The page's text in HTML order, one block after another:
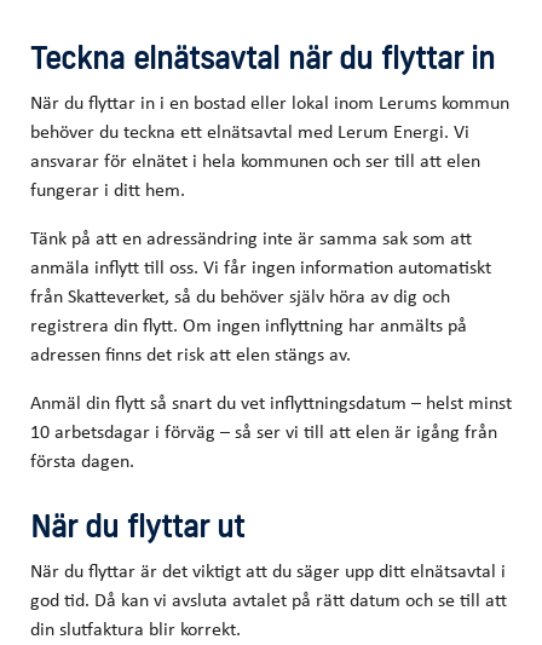
Teckna elnätsavtal när du flyttar in
När du flyttar in i en bostad eller lokal inom Lerums kommun
behöver du teckna ett elnätsavtal med Lerum Energi. Vi
ansvarar för elnätet i hela kommunen och ser till att elen
fungerar i ditt hem.
Tänk på att en adressändring inte är samma sak som att
anmäla inflytt till oss. Vi får ingen information automatiskt
från Skatteverket, så du behöver själv höra av dig och
registrera din flytt. Om ingen inflyttning har anmälts på
adressen finns det risk att elen stängs av.
Anmäl din flytt så snart du vet inflyttningsdatum – helst minst
10 arbetsdagar i förväg – så ser vi till att elen är igång från
första dagen.
När du flyttar ut
När du flyttar är det viktigt att du säger upp ditt elnätsavtal i
god tid. Då kan vi avsluta avtalet på rätt datum och se till att
din slutfaktura blir korrekt.